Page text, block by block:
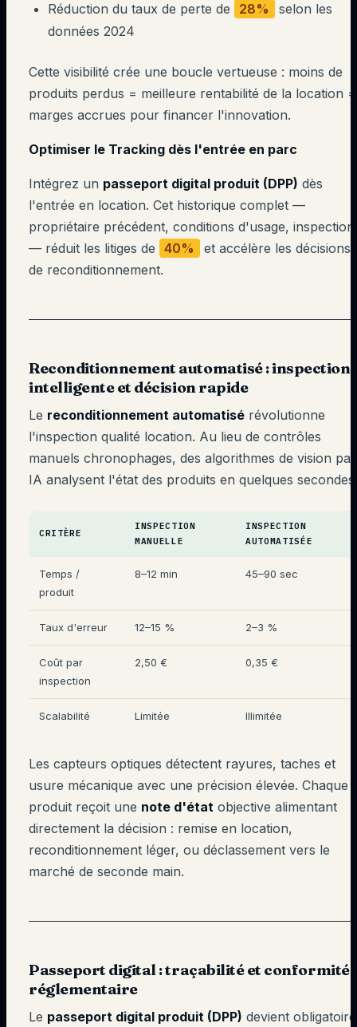
Réduction du taux de perte de
28%
selon les
données 2024
Cette visibilité crée une boucle vertueuse : moins de
produits perdus = meilleure rentabilité de la location =
marges accrues pour financer l'innovation.
Optimiser le Tracking dès l'entrée en parc
Intégrez un passeport digital produit (DPP) dès
l'entrée en location. Cet historique complet —
propriétaire précédent, conditions d'usage,
— réduit les litiges de
40%
et accélère les décisions
de reconditionnement.
Reconditionnement automatisé : inspection
intelligente et décision rapide
Le reconditionnement automatisé révolutionne
l'inspection qualité location. Au lieu de contrôles
manuels chronophages, des algorithmes de vision par
IA analysent l'état des produits en quelques secondes.
CRITÈRE
INSPECTION
MANUELLE
INSPECTION
AUTOMATISÉE
Temps /
produit
8–12 min 45–90 sec
Taux d'erreur 12–15 % 2–3 %
Coût par
inspection
2,50 € 0,35 €
Scalabilité Limitée Illimitée
Les capteurs optiques détectent rayures, taches et
usure mécanique avec une précision élevée. Chaque
produit reçoit une note d'état objective alimentant
directement la décision : remise en location,
reconditionnement léger, ou déclassement vers le
marché de seconde main.
Passeport digital : traçabilité et conformité
réglementaire
Le passeport digital produit (DPP) devient obligatoire